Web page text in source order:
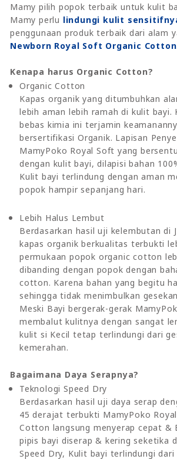
Mamy pilih popok terbaik untuk kulit
Mamy perlu lindungi kulit
penggunaan produk terbaik dari alam
Newborn Royal Soft Organic Cotton
Kenapa harus Organic Cotton?
Organic Cotton
Kapas organik yang ditumbuhkan
lebih aman lebih ramah di kulit bayi.
bebas kimia ini terjamin
bersertifikasi Organik. Lapisan
MamyPoko Royal Soft yang
dengan kulit bayi, dilapisi bahan
Kulit bayi terlindung dengan aman
popok hampir sepanjang hari.
Lebih Halus Lembut
Berdasarkan hasil uji kelembutan di
kapas organik berkualitas terbukti
permukaan popok organic cotton
dibanding dengan popok dengan
cotton. Karena bahan yang begitu
sehingga tidak menimbulkan
Meski Bayi bergerak-gerak
membalut kulitnya dengan sangat
kulit si Kecil tetap terlindungi dari
kemerahan.
Bagaimana Daya Serapnya?
Teknologi Speed Dry
Berdasarkan hasil uji daya serap
45 derajat terbukti MamyPoko
Cotton langsung menyerap cepat &
pipis bayi diserap & kering seketika
Speed Dry, Kulit bayi terlindungi